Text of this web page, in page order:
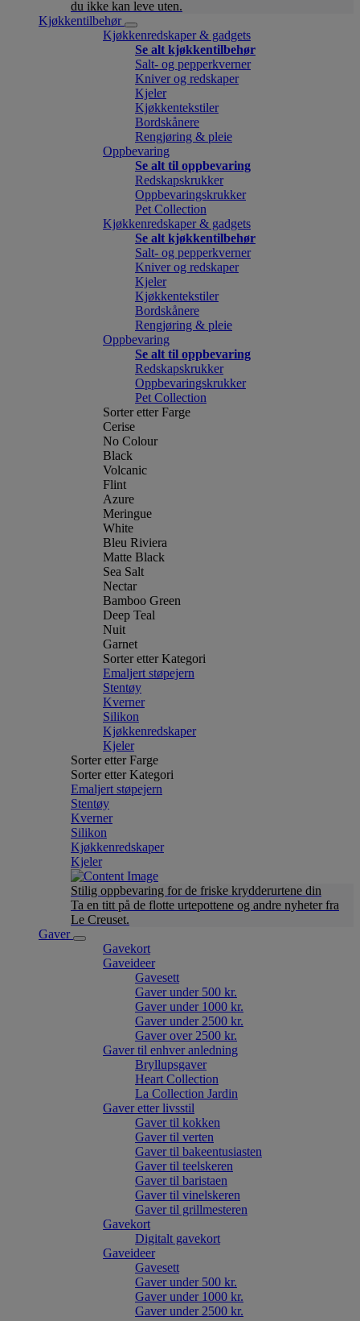
du ikke kan leve uten.
Kjøkkentilbehør
Kjøkkenredskaper & gadgets
Se alt kjøkkentilbehør
Salt- og pepperkverner
Kniver og redskaper
Kjeler
Kjøkkentekstiler
Bordskånere
Rengjøring & pleie
Oppbevaring
Se alt til oppbevaring
Redskapskrukker
Oppbevaringskrukker
Pet Collection
Kjøkkenredskaper & gadgets
Se alt kjøkkentilbehør
Salt- og pepperkverner
Kniver og redskaper
Kjeler
Kjøkkentekstiler
Bordskånere
Rengjøring & pleie
Oppbevaring
Se alt til oppbevaring
Redskapskrukker
Oppbevaringskrukker
Pet Collection
Sorter etter Farge
Cerise
No Colour
Black
Volcanic
Flint
Azure
Meringue
White
Bleu Riviera
Matte Black
Sea Salt
Nectar
Bamboo Green
Deep Teal
Nuit
Garnet
Sorter etter Kategori
Emaljert støpejern
Stentøy
Kverner
Silikon
Kjøkkenredskaper
Kjeler
Sorter etter Farge
Sorter etter Kategori
Emaljert støpejern
Stentøy
Kverner
Silikon
Kjøkkenredskaper
Kjeler
Stilig oppbevaring for de friske krydderurtene din
Ta en titt på de flotte urtepottene og andre nyheter fra
Le Creuset.
Gaver
Gavekort
Gaveideer
Gavesett
Gaver under 500 kr.
Gaver under 1000 kr.
Gaver under 2500 kr.
Gaver over 2500 kr.
Gaver til enhver anledning
Bryllupsgaver
Heart Collection
La Collection Jardin
Gaver etter livsstil
Gaver til kokken
Gaver til verten
Gaver til bakeentusiasten
Gaver til teelskeren
Gaver til baristaen
Gaver til vinelskeren
Gaver til grillmesteren
Gavekort
Digitalt gavekort
Gaveideer
Gavesett
Gaver under 500 kr.
Gaver under 1000 kr.
Gaver under 2500 kr.